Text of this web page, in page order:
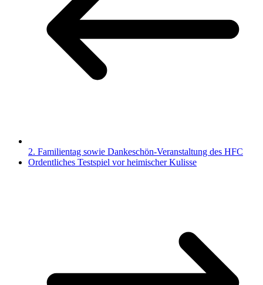
2. Familientag sowie Dankeschön-Veranstaltung des HFC
Ordentliches Testspiel vor heimischer Kulisse